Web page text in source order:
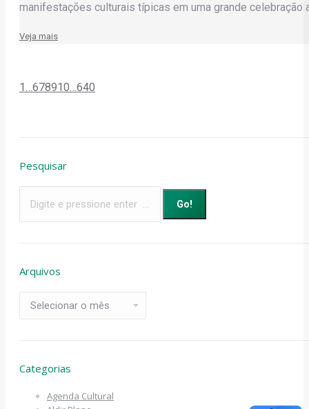
manifestações culturais típicas em uma grande
Veja mais
1 …678910…640
Pesquisar
Arquivos
Categorias
Agenda Cultural